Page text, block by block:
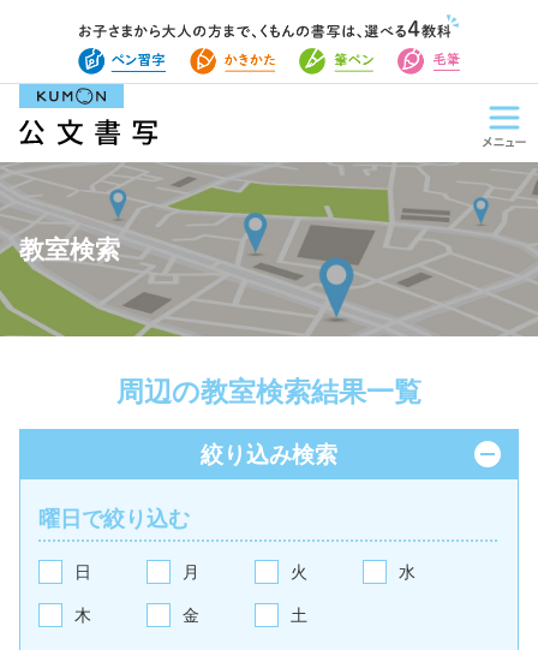
教室検索
周辺の教室検索結果一覧
絞り込み検索
曜日で絞り込む
日 月 火 水
木 金 土